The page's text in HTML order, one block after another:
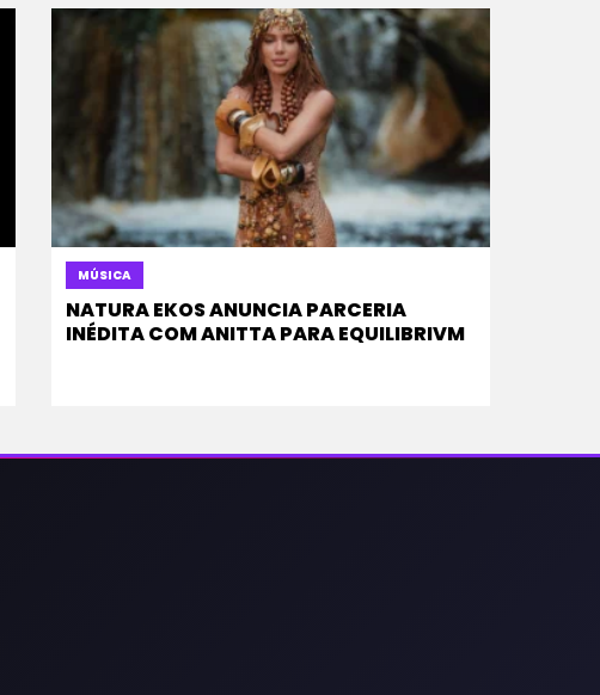
MÚSICA
NATURA EKOS ANUNCIA PARCERIA
INÉDITA COM ANITTA PARA EQUILIBRIVM